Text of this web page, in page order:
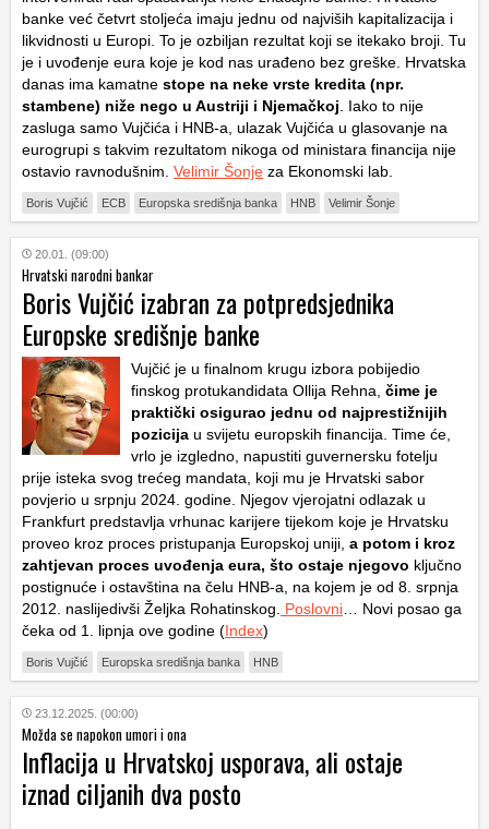
banke već četvrt stoljeća imaju jednu od najviših kapitalizacija i
likvidnosti u Europi. To je ozbiljan rezultat koji se itekako broji. Tu
je i uvođenje eura koje je kod nas urađeno bez greške. Hrvatska
danas ima kamatne stope na neke vrste kredita (npr.
stambene) niže nego u Austriji i Njemačkoj. Iako to nije
zasluga samo Vujčića i HNB-a, ulazak Vujčića u glasovanje na
eurogrupi s takvim rezultatom nikoga od ministara financija nije
ostavio ravnodušnim. Velimir Šonje za Ekonomski lab.
Boris Vujčić ECB Europska središnja banka HNB Velimir Šonje
20.01. (09:00)
Hrvatski narodni bankar
Boris Vujčić izabran za potpredsjednika
Europske središnje banke
Vujčić je u finalnom krugu izbora pobijedio
finskog protukandidata Ollija Rehna, čime je
praktički osigurao jednu od najprestižnijih
pozicija u svijetu europskih financija. Time će,
vrlo je izgledno, napustiti guvernersku fotelju
prije isteka svog trećeg mandata, koji mu je Hrvatski sabor
povjerio u srpnju 2024. godine. Njegov vjerojatni odlazak u
Frankfurt predstavlja vrhunac karijere tijekom koje je Hrvatsku
proveo kroz proces pristupanja Europskoj uniji, a potom i kroz
zahtjevan proces uvođenja eura, što ostaje njegovo ključno
postignuće i ostavština na čelu HNB-a, na kojem je od 8. srpnja
2012. naslijedivši Željka Rohatinskog. Poslovni… Novi posao ga
čeka od 1. lipnja ove godine (Index)
Boris Vujčić Europska središnja banka HNB
23.12.2025. (00:00)
Možda se napokon umori i ona
Inflacija u Hrvatskoj usporava, ali ostaje
iznad ciljanih dva posto